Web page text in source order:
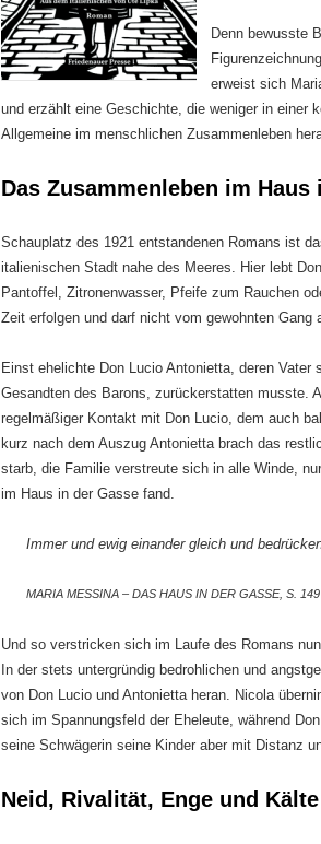
Denn bewusste
erweist sich
und erzählt eine Geschichte, die weniger in einer
Allgemeine im menschlichen Zusammenleben
Das Zusammenleben im Haus
Schauplatz des 1921 entstandenen Romans ist
italienischen Stadt nahe des Meeres. Hier lebt
Pantoffel, Zitronenwasser, Pfeife zum Rauchen
Zeit erfolgen und darf nicht vom gewohnten Gang
Einst ehelichte Don Lucio Antonietta, deren
Gesandten des Barons, zurückerstatten musste.
regelmäßiger Kontakt mit Don Lucio, dem auch
kurz nach dem Auszug Antonietta brach das
starb, die Familie verstreute sich in alle Winde,
im Haus in der Gasse fand.
Immer und ewig einander gleich und
MARIA MESSINA – DAS HAUS IN DER GASSE, S. 149
Und so verstricken sich im Laufe des Romans
In der stets untergründig bedrohlichen und
von Don Lucio und Antonietta heran. Nicola
sich im Spannungsfeld der Eheleute, während
seine Schwägerin seine Kinder aber mit Distanz
Neid, Rivalität, Enge und Kälte